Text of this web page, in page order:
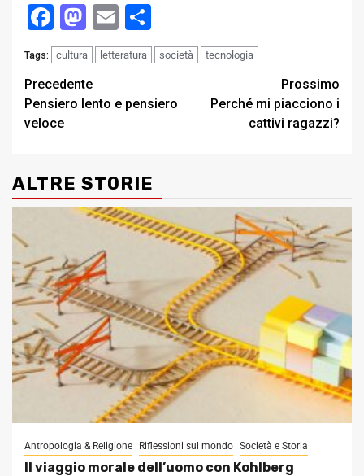
Facebook
Mastodon
Email
Tags: cultura letteratura società tecnologia
Post
navigation
Precedente
Pensiero lento e pensiero
veloce
Prossimo
Perché mi piacciono i
cattivi ragazzi?
ALTRE STORIE
Antropologia & Religione Riflessioni sul mondo Società e Storia
Il viaggio morale dell’uomo con Kohlberg